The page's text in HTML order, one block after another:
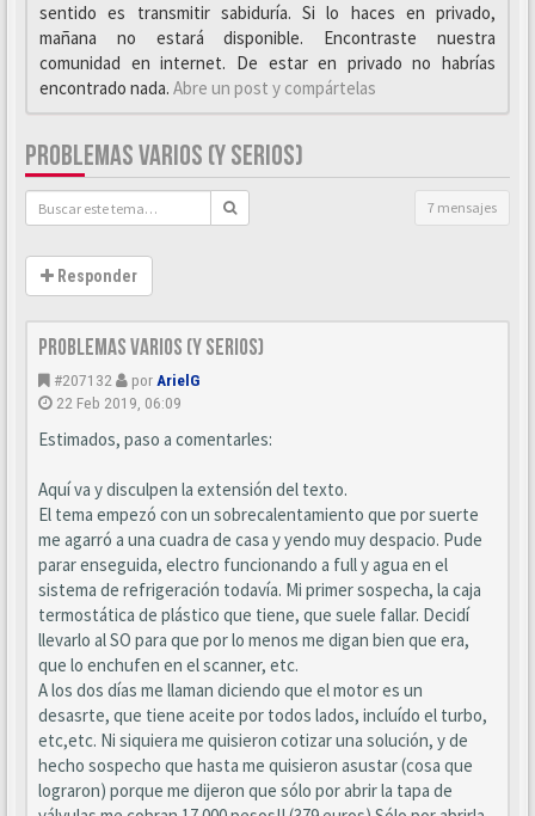
sentido es transmitir sabiduría. Si lo haces en privado,
mañana no estará disponible. Encontraste nuestra
comunidad en internet. De estar en privado no habrías
encontrado nada. Abre un post y compártelas
PROBLEMAS VARIOS (Y SERIOS)
7 mensajes
Responder
Problemas varios (y serios)
#207132 por ArielG
22 Feb 2019, 06:09
Estimados, paso a comentarles:
Aquí va y disculpen la extensión del texto.
El tema empezó con un sobrecalentamiento que por suerte
me agarró a una cuadra de casa y yendo muy despacio. Pude
parar enseguida, electro funcionando a full y agua en el
sistema de refrigeración todavía. Mi primer sospecha, la caja
termostática de plástico que tiene, que suele fallar. Decidí
llevarlo al SO para que por lo menos me digan bien que era,
que lo enchufen en el scanner, etc.
A los dos días me llaman diciendo que el motor es un
desasrte, que tiene aceite por todos lados, incluído el turbo,
etc,etc. Ni siquiera me quisieron cotizar una solución, y de
hecho sospecho que hasta me quisieron asustar (cosa que
lograron) porque me dijeron que sólo por abrir la tapa de